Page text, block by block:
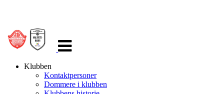
navigasjon
Klubben
Kontaktpersoner
Dommere i klubben